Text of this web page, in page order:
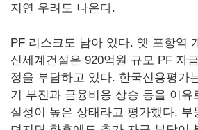
지연 우려도 나온다.
PF 리스크도 남아 있다. 옛 포항역
신세계건설은 920억원 규모 PF 자
정을 부담하고 있다. 한국신용평가
기 부진과 금융비용 상승 등을 이유
실성이 높은 상태라고 평가했다. 부